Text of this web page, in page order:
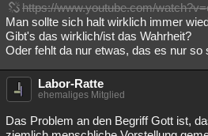
https://www.youtube.com/
Man sollte sich halt wirklich immer
Gibt's das wirklich/ist das Wahrheit?
Oder fehlt da nur etwas, das es nur so
Labor-Ratte
ehemaliges Mitglied
Das Problem an den Begriff Gott ist,